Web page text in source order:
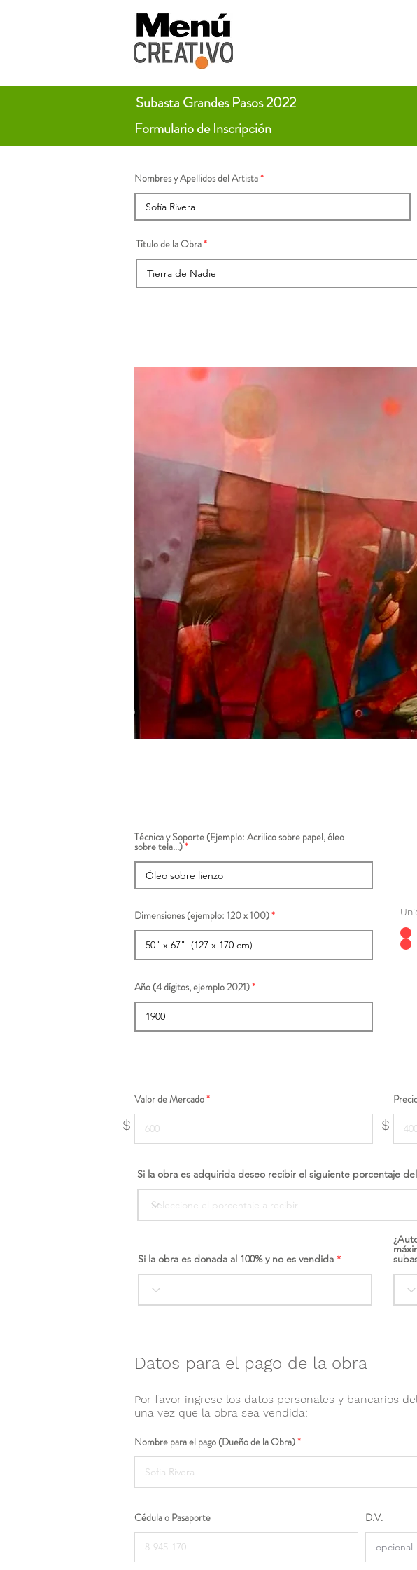
Subasta Grandes Pasos 2022
Formulario de Inscripción
Nombres y Apellidos del Artista
Título de la Obra
Técnica y Soporte (Ejemplo: Acrilico sobre papel, óleo
sobre tela...)
Dimensiones (ejemplo: 120 x 100)
Año (4 dígitos, ejemplo 2021)
$
Valor de Mercado
$
Si la obra es adquirida deseo recibir el siguiente porcentaje
Si la obra es donada al 100% y no es vendida
Datos para el pago de la obra
Por favor ingrese los datos personales y bancarios
una vez que la obra sea vendida:
Nombre para el pago (Dueño de la Obra)
Cédula o Pasaporte D.V.